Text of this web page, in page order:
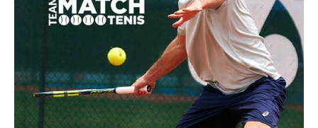
¿Cuántas veces ha clasificado Colombia a la Billie
Colombia clasifica a la Billie Jean King Cup Jr.